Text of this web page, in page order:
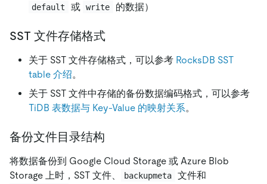
default 或 write 的数据）
SST 文件存储格式
关于 SST 文件存储格式，可以参考 RocksDB SST
table 介绍。
关于 SST 文件中存储的备份数据编码格式，可以参考
TiDB 表数据与 Key-Value 的映射关系。
备份文件目录结构
将数据备份到 Google Cloud Storage 或 Azure Blob
Storage 上时，SST 文件、
backupmeta 文件和